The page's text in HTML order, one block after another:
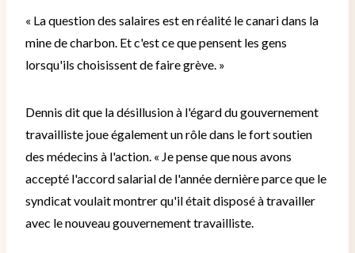
« La question des salaires est en réalité le canari dans la
mine de charbon. Et c'est ce que pensent les gens
lorsqu'ils choisissent de faire grève. »
Dennis dit que la désillusion à l'égard du gouvernement
travailliste joue également un rôle dans le fort soutien
des médecins à l'action. « Je pense que nous avons
accepté l'accord salarial de l'année dernière parce que le
syndicat voulait montrer qu'il était disposé à travailler
avec le nouveau gouvernement travailliste.